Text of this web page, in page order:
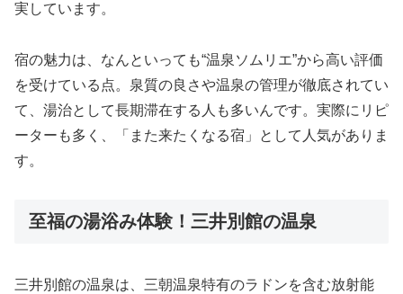
実しています。
宿の魅力は、なんといっても“温泉ソムリエ”から高い評価
を受けている点。泉質の良さや温泉の管理が徹底されてい
て、湯治として長期滞在する人も多いんです。実際にリピ
ーターも多く、「また来たくなる宿」として人気がありま
す。
至福の湯浴み体験！三井別館の温泉
三井別館の温泉は、三朝温泉特有のラドンを含む放射能